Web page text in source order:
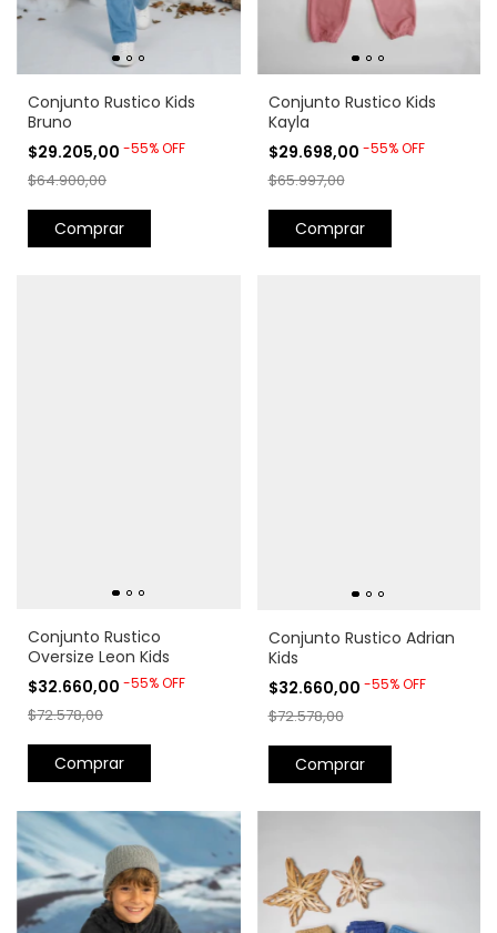
Conjunto Rustico Kids
Bruno
$29.205,00 -55%OFF
$64.900,00
Comprar
Conjunto Rustico Kids
Kayla
$29.698,00 -55%OFF
$65.997,00
Comprar
Conjunto Rustico
Oversize Leon Kids
$32.660,00 -55%OFF
$72.578,00
Comprar
Conjunto Rustico Adrian
Kids
$32.660,00 -55%OFF
$72.578,00
Comprar